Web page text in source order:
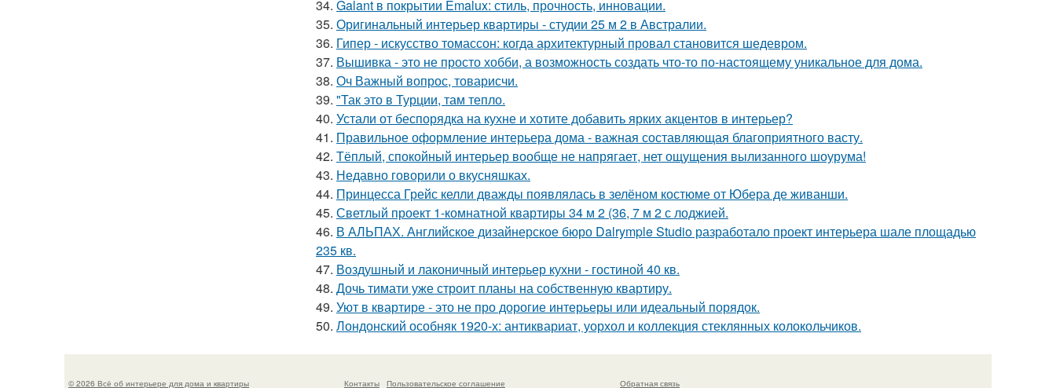
34. Galant в покрытии Emalux: стиль, прочность, инновации.
35. Оригинальный интерьер квартиры - студии 25 м 2 в Австралии.
36. Гипер - искусство томассон: когда архитектурный провал становится шедевром.
37. Вышивка - это не просто хобби, а возможность создать что-то по-настоящему уникальное для дома.
38. Оч Важный вопрос, товарисчи.
39. "Так это в Турции, там тепло.
40. Устали от беспорядка на кухне и хотите добавить ярких акцентов в интерьер?
41. Правильное оформление интерьера дома - важная составляющая благоприятного васту.
42. Тёплый, спокойный интерьер вообще не напрягает, нет ощущения вылизанного шоурума!
43. Недавно говорили о вкусняшках.
44. Принцесса Грейс келли дважды появлялась в зелёном костюме от Юбера де живанши.
45. Светлый проект 1-комнатной квартиры 34 м 2 (36, 7 м 2 с лоджией.
46. В АЛЬПАХ. Английское дизайнерское бюро Dalrymple Studio разработало проект интерьера шале площадью
235 кв.
47. Воздушный и лаконичный интерьер кухни - гостиной 40 кв.
48. Дочь тимати уже строит планы на собственную квартиру.
49. Уют в квартире - это не про дорогие интерьеры или идеальный порядок.
50. Лондонский особняк 1920-х: антиквариат, уорхол и коллекция стеклянных колокольчиков.
© 2026 Всё об интерьере для дома и квартиры Контакты Пользовательское соглашение Обратная связь